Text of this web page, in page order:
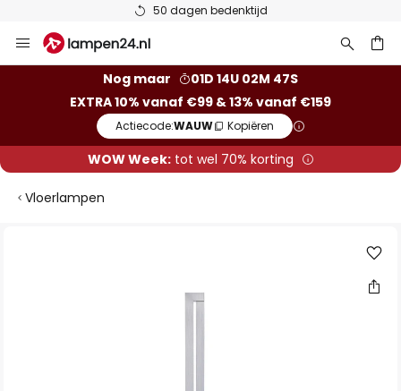
50 dagen bedenktijd
naar
Nog maar
01D 14U 02M 47S
EXTRA 10% vanaf €99 & 13% vanaf €159
Actiecode:WAUW Kopiëren
WOW Week:tot wel 70% korting
Vloerlampen